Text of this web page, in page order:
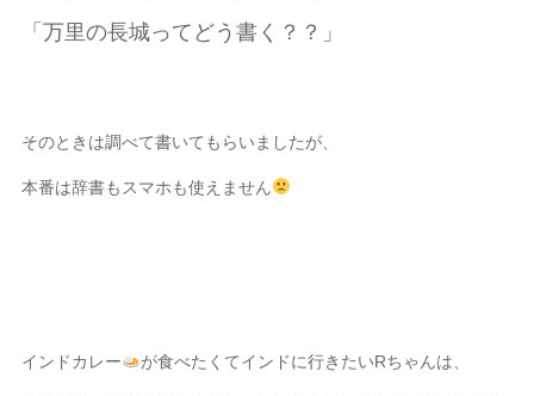
「万里の長城ってどう書く？？」
そのときは調べて書いてもらいましたが、
本番は辞書もスマホも使えません
インドカレー が食べたくてインドに行きたいRちゃんは、